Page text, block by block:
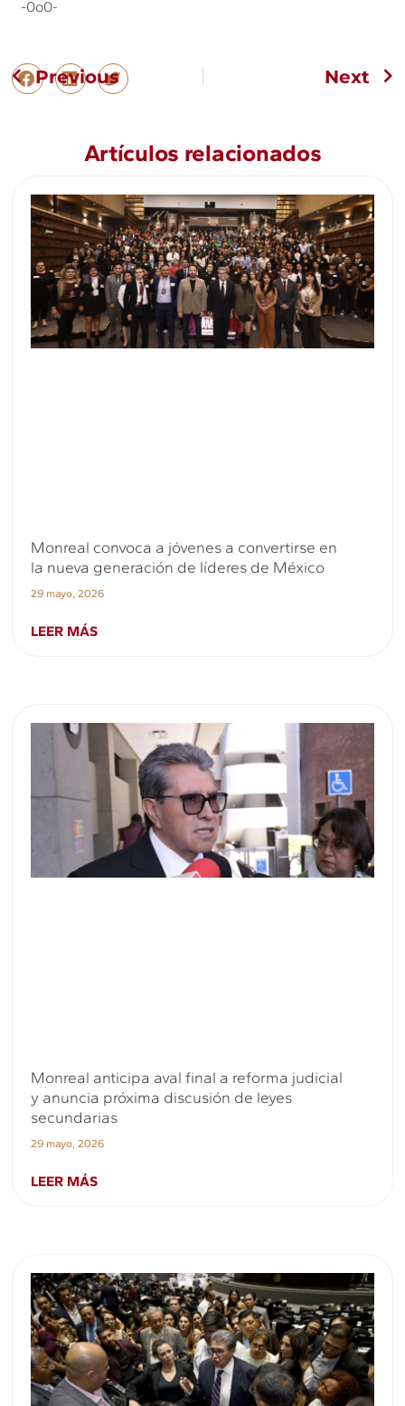
-0o0-
Previous Next
Artículos relacionados
Monreal convoca a jóvenes a convertirse en
la nueva generación de líderes de México
29 mayo, 2026
LEER MÁS
Monreal anticipa aval final a reforma judicial
y anuncia próxima discusión de leyes
secundarias
29 mayo, 2026
LEER MÁS